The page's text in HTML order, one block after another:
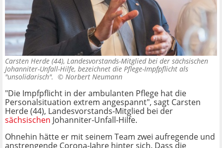
Carsten Herde (44), Landesvorstands-Mitglied bei der sächsischen
Johanniter-Unfall-Hilfe, bezeichnet die Pflege-Impfpflicht als
"unsolidarisch". © Norbert Neumann
"Die Impfpflicht in der ambulanten Pflege hat die
Personalsituation extrem angespannt", sagt Carsten
Herde (44), Landesvorstands-Mitglied bei der
sächsischen Johanniter-Unfall-Hilfe.
Ohnehin hätte er mit seinem Team zwei aufregende und
anstrengende Corona-Jahre hinter sich. Dass die